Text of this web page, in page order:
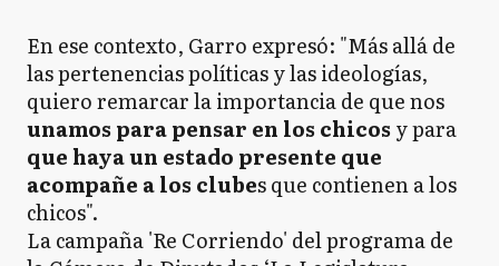
En ese contexto, Garro expresó: "Más allá de
las pertenencias políticas y las ideologías,
quiero remarcar la importancia de que nos
unamos para pensar en los chicos y para
que haya un estado presente que
acompañe a los clubes que contienen a los
chicos".
La campaña 'Re Corriendo' del programa de